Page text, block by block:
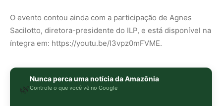
O evento contou ainda com a participação de Agnes
Sacilotto, diretora-presidente do ILP, e está disponível na
íntegra em: https://youtu.be/I3vpz0mFVME.
🌿
Nunca perca uma notícia da Amazônia
Controle o que você vê no Google